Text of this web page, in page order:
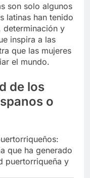
son solo algunos
latinas han tenido
determinación y
inspira a las
que las mujeres
el mundo.
de los
o
que ha generado
puertorriqueña y